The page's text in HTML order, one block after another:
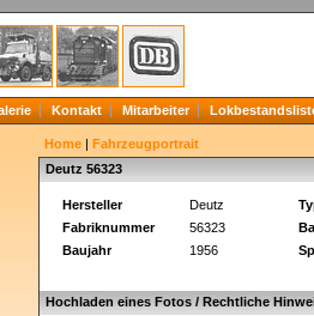
Kontakt Mitarbeiter
Home | Fahrzeugportrait
Deutz 56323
Hersteller Deutz
Fabriknummer
56323
Baujahr
1956
Hochladen eines Fotos / Rechtliche